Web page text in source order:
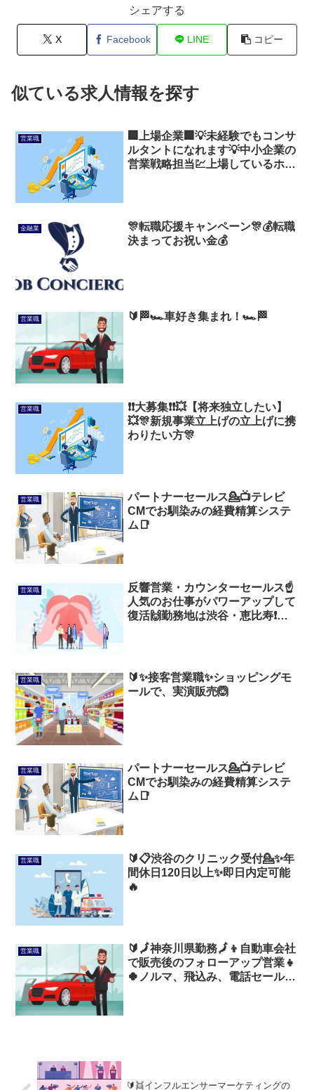
シェアする
X Facebook LINE コピー
似ている求人情報を探す
営業職
🏢上場企業🏢💡未経験でもコンサ
ルタントになれます💡中小企業の
営業戦略担当💹上場しているホワ
金融業
🎊転職応援キャンペーン🎊💰転職
決まってお祝い金💰
営業職 🔰🏁🏎️車好き集まれ！🏎️🏁
営業職
❗❗大募集❗❗💥【将来独立したい】
💥🎊新規事業立上げの立上げに携
わりたい方🎊
営業職
パートナーセールス💁📺️テレビ
CMでお馴染みの経費精算システ
ム📑
営業職
反響営業・カウンターセールス☝
人気のお仕事がパワーアップして
復活🙌勤務地は渋谷・恵比寿❗反
営業職
🔰✨接客営業職✨ショッピングモ
ールで、実演販売🙆
営業職
パートナーセールス💁📺️テレビ
CMでお馴染みの経費精算システ
ム📑
営業職
🔰📋渋谷のクリニック受付💁✨️年
間休日120日以上✨️即日内定可能
🔥
営業職
🔰🗾神奈川県勤務🗾👦自動車会社
で販売後のフォローアップ営業👧
🍀ノルマ、飛込み、電話セールス
🔰👯インフルエンサーマーケティングの